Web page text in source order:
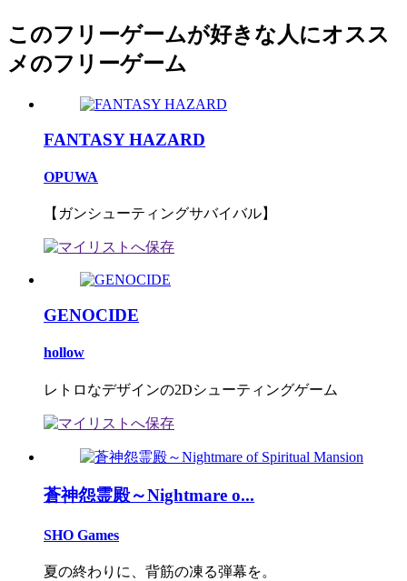
このフリーゲームが好きな人にオスス
メのフリーゲーム
FANTASY HAZARD
OPUWA
【ガンシューティングサバイバル】
GENOCIDE
hollow
レトロなデザインの2Dシューティングゲーム
蒼神怨霊殿～Nightmare o...
SHO Games
夏の終わりに、背筋の凍る弾幕を。